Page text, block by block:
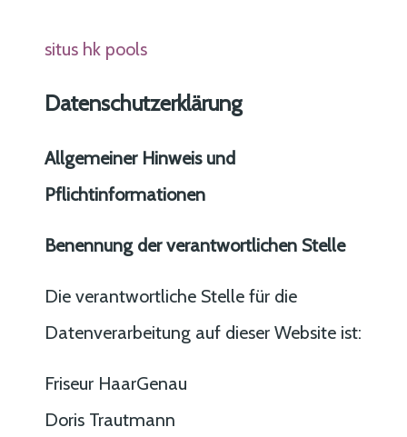
situs hk pools
Datenschutzerklärung
Allgemeiner Hinweis und
Pflichtinformationen
Benennung der verantwortlichen Stelle
Die verantwortliche Stelle für die
Datenverarbeitung auf dieser Website ist:
Friseur HaarGenau
Doris Trautmann